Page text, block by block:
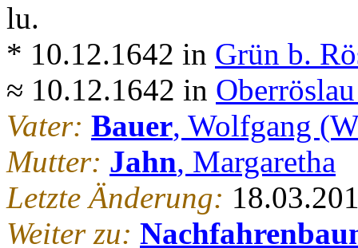
lu.
* 10.12.1642 in Grün b.
≈ 10.12.1642 in
Vater: Bauer, Wolfgang
Mutter: Jahn, Margaretha
Letzte Änderung:
Weiter zu: